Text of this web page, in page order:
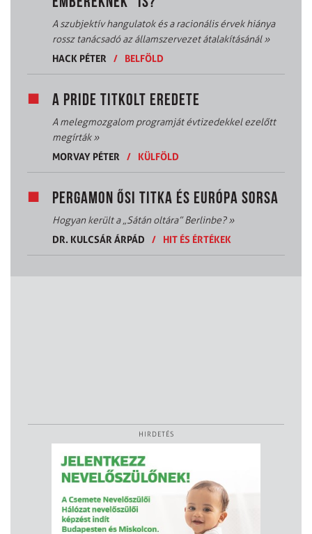
A szubjektív hangulatok és a racionális érvek hiánya
rossz tanácsadó az államszervezet átalakításánál»
HACK PÉTER
/ BELFÖLD
A PRIDE TITKOLT EREDETE
A melegmozgalom programját évtizedekkel ezelőtt
megírták»
MORVAY PÉTER
/ KÜLFÖLD
PERGAMON ŐSI TITKA ÉS EURÓPA SORSA
Hogyan került a „Sátán oltára” Berlinbe?»
DR. KULCSÁR ÁRPÁD
/ HIT ÉS ÉRTÉKEK
HIRDETÉS